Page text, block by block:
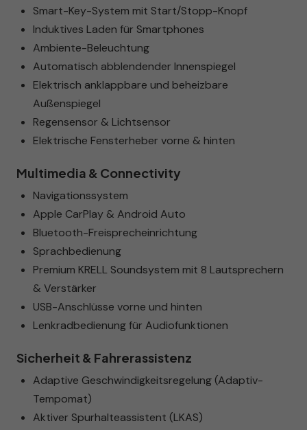
Smart-Key-System mit Start/Stopp-Knopf
Induktives Laden für Smartphones
Ambiente-Beleuchtung
Automatisch abblendender Innenspiegel
Elektrisch anklappbare und beheizbare
Außenspiegel
Regensensor & Lichtsensor
Elektrische Fensterheber vorne & hinten
Multimedia & Connectivity
Navigationssystem
Apple CarPlay & Android Auto
Bluetooth-Freisprecheinrichtung
Sprachbedienung
Premium KRELL Soundsystem mit 8 Lautsprechern
& Verstärker
USB-Anschlüsse vorne und hinten
Lenkradbedienung für Audiofunktionen
Sicherheit & Fahrerassistenz
Adaptive Geschwindigkeitsregelung (Adaptiv-
Tempomat)
Aktiver Spurhalteassistent (LKAS)